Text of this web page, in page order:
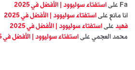
Fa على استفتاء سوليوود | الأفضل في 2025
انا مانع على استفتاء سوليوود | الأفضل في 2025
فهيد على استفتاء سوليوود | الأفضل في 2025
محمد العجمي على استفتاء سوليوود | الأفضل في 2025